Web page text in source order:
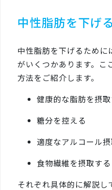
中性脂肪を下げ
中性脂肪を下げるために
がいくつかあります。こ
方法をご紹介します。
健康的な脂肪を摂
糖分を控える
適度なアルコール
食物繊維を摂取する
それぞれ具体的に解説し